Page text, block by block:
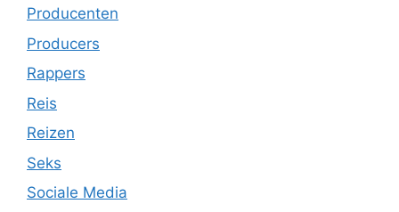
Producenten
Producers
Rappers
Reis
Reizen
Seks
Sociale Media